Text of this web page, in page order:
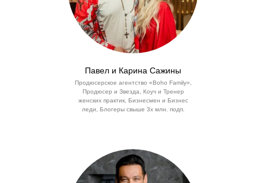
Павел и Карина Сажины
Продюсерское агентство «Boho Family»,
Продюсер и Звезда, Коуч и Тренер
женских практик, Бизнесмен и Бизнес
леди, Блогеры свыше 3х млн. подп.